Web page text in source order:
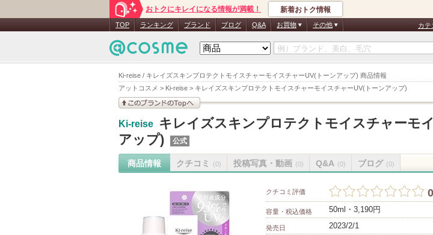
Ki-reise / キレイズスキンプロテクトモイスチャーモイスチャーUV(トーンアップ) 商品情報
アットコスメ > Ki-reise > キレイズスキンプロテクトモイスチャーモイスチャーUV(トーンアップ)
おトクにキレイになる情報が満載！ 新着おトク情報
TOP ランキング ブランド ブログ Q&A お買物 その他 カテ
このブランドの情報を
Ki-reise
キレイズスキンプロテクトモイスチャーモ
アップ)
公式
商品情報 クチコミ (0) 投稿写真・動画 (0) Q&A (0) ブログ (0)
クチコミ評価 0
容量・税込価格 50ml・3,190円
発売日 2023/2/1